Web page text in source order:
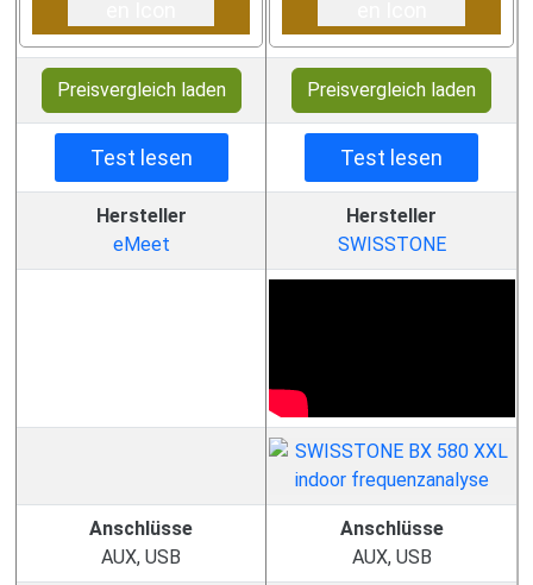
Preisvergleich laden Preisvergleich laden
Test lesen Test lesen
Hersteller
eMeet
Hersteller
SWISSTONE
Anschlüsse
AUX, USB
Anschlüsse
AUX, USB